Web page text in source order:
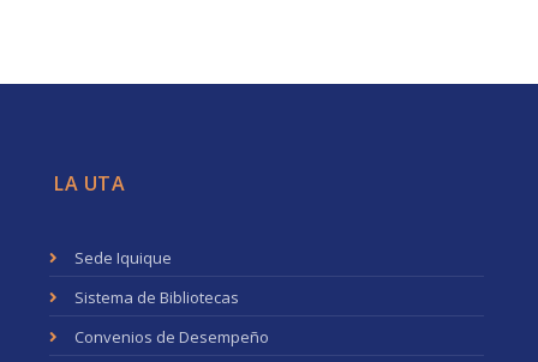
LA UTA
Sede Iquique
Sistema de Bibliotecas
Convenios de Desempeño